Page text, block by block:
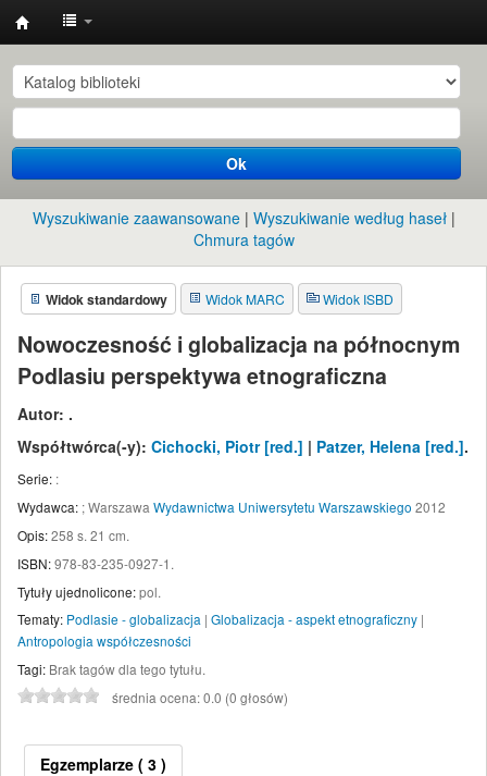
Instytut
Etnologii
i
Antropologii
Kulturowej
UW
Ok
Wyszukiwanie zaawansowane
Wyszukiwanie według haseł
Chmura tagów
Widok standardowy Widok MARC Widok ISBD
Nowoczesność i globalizacja na północnym
Podlasiu perspektywa etnograficzna
Autor: .
Współtwórca(-y): Cichocki, Piotr[red.] | Patzer, Helena [red.].
Serie: :
Wydawca: ;Warszawa Wydawnictwa Uniwersytetu Warszawskiego 2012
Opis:258 s. 21 cm.
ISBN:978-83-235-0927-1.
Tytuły ujednolicone:pol.
Tematy: Podlasie - globalizacja | Globalizacja - aspekt etnograficzny |
Antropologia współczesności
Tagi: Brak tagów dla tego tytułu.
średnia ocena: 0.0 (0 głosów)
Egzemplarze( 3 )